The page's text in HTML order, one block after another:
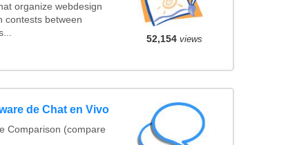
organize webdesign
contests between
52,154 views
de Chat en Vivo
Comparison (compare